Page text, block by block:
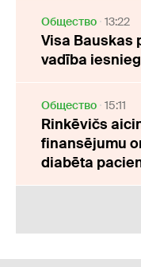
Oбщество 13:22
Visa Bauskas
vadība
Oбщество 15:11
Rinkēvičs
finansējumu
diabēta